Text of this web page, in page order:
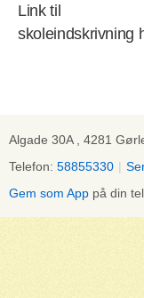
Link til
skoleindskrivning
Algade 30A , 4281
Telefon: 58855330 |
Gem som App på din